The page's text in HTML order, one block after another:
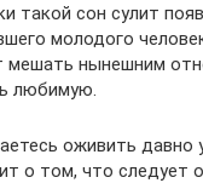
такой сон сулит
молодого
мешать нынешним
любимую.
оживить давно
о том, что следует